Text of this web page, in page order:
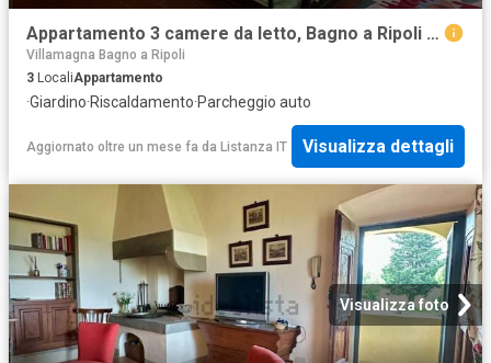
Appartamento 3 camere da letto, Bagno a Ripoli Bagno a Ripoli 50012 ES100718375
Villamagna Bagno a Ripoli
3 LocaliAppartamento
·Giardino·Riscaldamento·Parcheggio auto
Aggiornato oltre un mese fa da Listanza IT Visualizza dettagli
Visualizza foto